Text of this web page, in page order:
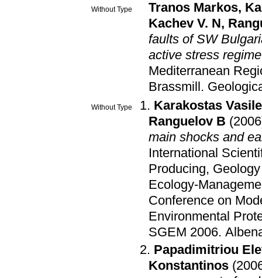
Without Type Tranos Markos,
Kachev V. N,
faults of SW
active stress regime
Mediterranean
Brassmill .
Without Type
Karakostas
Ranguelov B
main shocks and
International
Producing,
Ecology-
Conference on
Environmental
SGEM 2006.
Papadimitriou
Konstantinos